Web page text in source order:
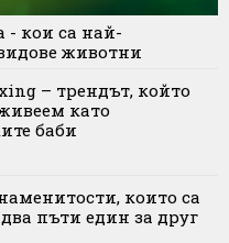
- кои са най-
животни
– трендът, който
като
баби
които са
пъти един за друг